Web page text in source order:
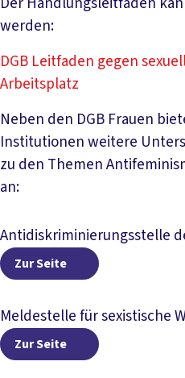
werden:
DGB Leitfaden gegen
Arbeitsplatz
Neben den DGB Frauen
Institutionen weitere
zu den Themen
an:
Antidiskriminierungsstelle
Zur Seite Zur Seite
Meldestelle für sexistische
Zur Seite Zur Seite